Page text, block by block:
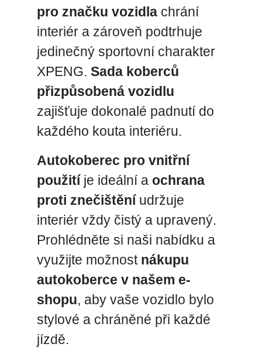
pro značku vozidlachrání
interiér a zároveň podtrhuje
jedinečný sportovní charakter
XPENG. Sada koberců
přizpůsobená vozidlu
zajišťuje dokonalé padnutí do
každého kouta interiéru.
Autokoberec pro vnitřní
použitíje ideální a ochrana
proti znečištěníudržuje
interiér vždy čistý a upravený.
Prohlédněte si naši nabídku a
využijte možnost nákupu
autokoberce v našem e-
shopu, aby vaše vozidlo bylo
stylové a chráněné při každé
jízdě.